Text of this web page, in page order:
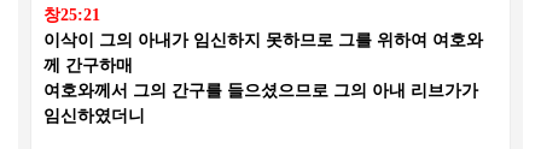
창25:21
이삭이 그의 아내가 임신하지 못하므로 그를 위하여 여호와
께 간구하매
여호와께서 그의 간구를 들으셨으므로 그의 아내 리브가가
임신하였더니